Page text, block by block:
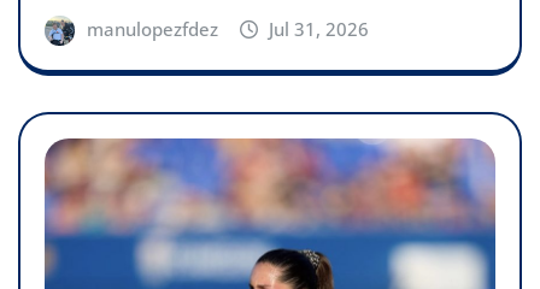
manulopezfdez Jul 31, 2026